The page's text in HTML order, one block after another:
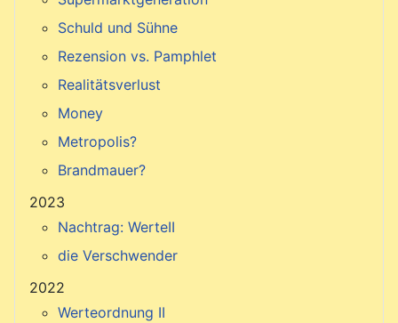
Schuld und Sühne
Rezension vs. Pamphlet
Realitätsverlust
Money
Metropolis?
Brandmauer?
2023
Nachtrag: WerteII
die Verschwender
2022
Werteordnung II